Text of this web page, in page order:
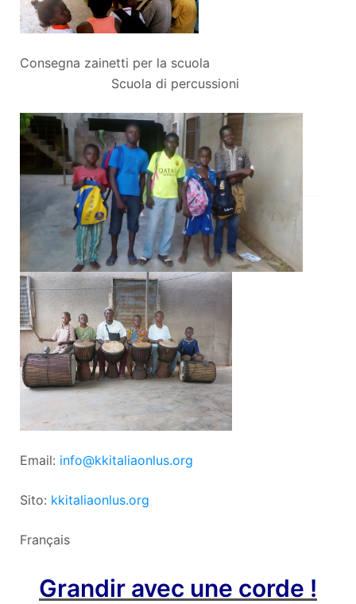
Consegna zainetti per la scuola
Scuola di percussioni
Email: info@kkitaliaonlus.org
Sito: kkitaliaonlus.org
Français
Grandir avec une corde !